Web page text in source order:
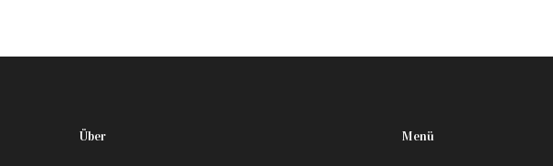
geplante Sessions mit Freunden und diskrete
Über Menü